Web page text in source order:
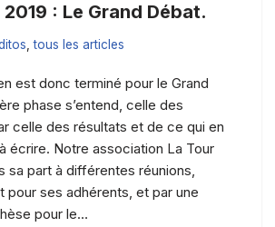
: Le Grand Débat.
,tous les articles
est donc terminé pour le Grand
phase s’entend, celle des
celle des résultats et de ce qui en
écrire. Notre association La Tour
sa part à différentes réunions,
pour ses adhérents, et par une
pour le…